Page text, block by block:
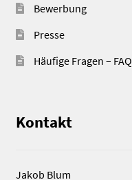
Bewerbung
Presse
Häufige Fragen – FAQ
Kontakt
Jakob Blum